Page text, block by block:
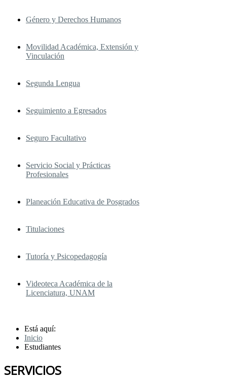
Género y Derechos Humanos
Movilidad Académica, Extensión y
Vinculación
Segunda Lengua
Seguimiento a Egresados
Seguro Facultativo
Servicio Social y Prácticas
Profesionales
Planeación Educativa de Posgrados
Titulaciones
Tutoría y Psicopedagogía
Videoteca Académica de la
Licenciatura, UNAM
Está aquí:
Inicio
Estudiantes
SERVICIOS